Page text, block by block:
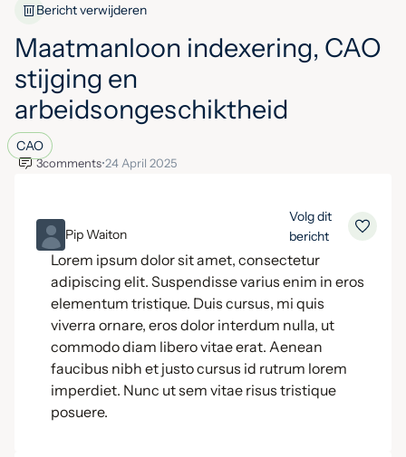
Bericht verwijderen
Maatmanloon indexering, CAO
stijging en
arbeidsongeschiktheid
CAO
3comments•24 April 2025
ML Pip Waiton
Volg dit
bericht
Lorem ipsum dolor sit amet, consectetur
adipiscing elit. Suspendisse varius enim in eros
elementum tristique. Duis cursus, mi quis
viverra ornare, eros dolor interdum nulla, ut
commodo diam libero vitae erat. Aenean
faucibus nibh et justo cursus id rutrum lorem
imperdiet. Nunc ut sem vitae risus tristique
posuere.